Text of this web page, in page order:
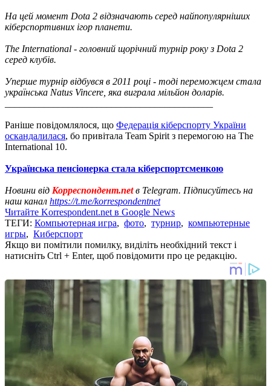
На цей момент Dota 2 відзначають серед найпопулярніших
кіберспортивних ігор планети.
The International - головний щорічний турнір року з Dota 2
серед клубів.
Уперше турнір відбувся в 2011 році - тоді переможцем стала
українська Natus Vincere, яка виграла мільйон доларів.
Раніше повідомлялося, що Федерація кіберспорту України
оскандалилася, бо привітала Team Spirit з перемогою на The
International 10.
Українська пенсіонерка стала кіберспортсменкою
Новини від Корреспондент.netв Telegram. Підписуйтесь на
наш канал https://t.me/korrespondentnet
Читайте Korrespondent.net в Google News
ТЕГИ: Компьютерная игра, фото, турнир, компьютерные
игры, Киберспорт
Якщо ви помітили помилку, виділіть необхідний текст і
натисніть Ctrl + Enter, щоб повідомити про це редакцію.